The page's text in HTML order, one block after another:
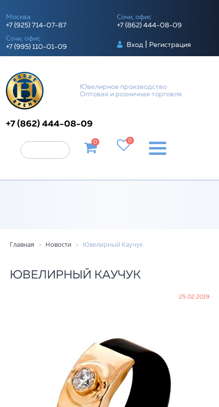
Москва
+7 (925) 714-07-87
Сочи, офис
+7 (862) 444-08-09
Сочи, офис
+7 (995) 110-01-09
Вход Регистрация
Ювелирное производство
Оптовая и розничная торговля
+7 (862) 444-08-09
Главная Новости Ювелирный Каучук
ЮВЕЛИРНЫЙ КАУЧУК
25.02.2019